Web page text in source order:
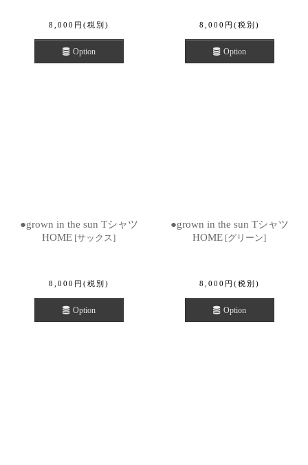
8,000 円 (税別)
Option
8,000 円 (税別)
Option
●grown in the sun Tシャツ
HOME [サックス]
8,000 円 (税別)
Option
●grown in the sun Tシャツ
HOME [グリーン]
8,000 円 (税別)
Option